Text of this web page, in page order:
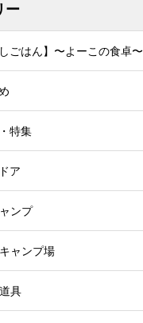
ー
しごはん】〜よーこの食卓〜
特集
ア
ンプ
キャンプ場
道具